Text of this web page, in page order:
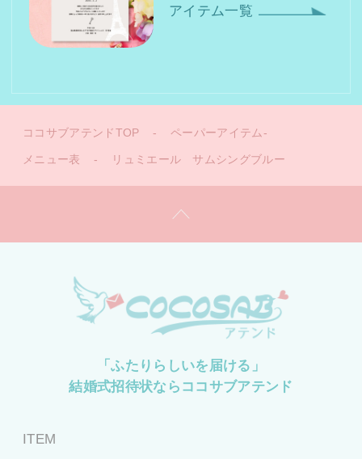
ココサブアテンドTOP - ペーパーアイテム-
メニュー表 - リュミエール サムシングブルー
アイテム一覧
「ふたりらしいを届ける」
結婚式招待状ならココサブアテンド
ITEM